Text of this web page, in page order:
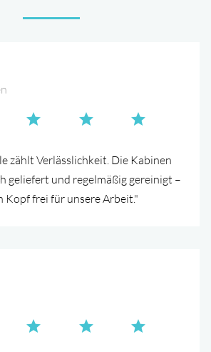
zählt Verlässlichkeit. Die Kabinen
geliefert und regelmäßig gereinigt –
Kopf frei für unsere Arbeit."